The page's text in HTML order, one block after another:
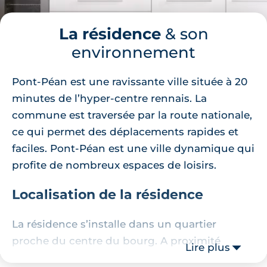
La résidence& son
environnement
Pont-Péan est une ravissante ville située à 20
minutes de l’hyper-centre rennais. La
commune est traversée par la route nationale,
ce qui permet des déplacements rapides et
faciles. Pont-Péan est une ville dynamique qui
profite de nombreux espaces de loisirs.
Localisation de la résidence
La résidence s’installe dans un quartier
proche du centre du bourg. A proximité
immédiate, vous trouverez différentes lignes
Lire plus